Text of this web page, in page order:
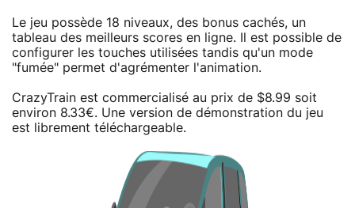
Le jeu possède 18 niveaux, des bonus cachés, un
tableau des meilleurs scores en ligne. Il est possible de
configurer les touches utilisées tandis qu'un mode
"fumée" permet d'agrémenter l'animation.
CrazyTrain est commercialisé au prix de $8.99 soit
environ 8.33€. Une version de démonstration du jeu
est librement téléchargeable.